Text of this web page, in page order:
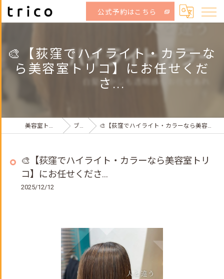
公式予約はこちら
🎨【荻窪でハイライト・カラーな
ら美容室トリコ】にお任せくだ
さ...
美容室トリコ荻窪店 ブログ 🎨【荻窪でハイライト・カラーなら美容室トリコ】にお任せくださ...
🎨【荻窪でハイライト・カラーなら美容室トリ
コ】にお任せくださ...
2025/12/12